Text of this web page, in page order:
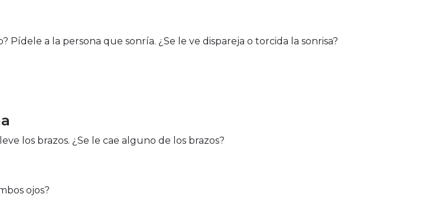
a la persona que sonría. ¿Se le ve dispareja o torcida la sonrisa?
los brazos. ¿Se le cae alguno de los brazos?
ojos?